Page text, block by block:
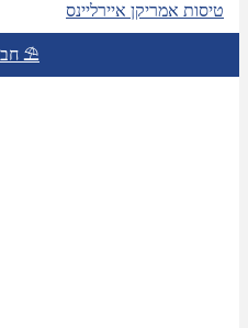
טיסות אמריקן איירליינס
חבילות נופש ⛱